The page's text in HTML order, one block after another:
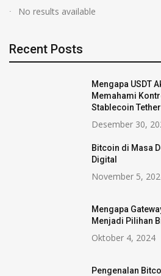
No results available
Recent Posts
Mengapa USDT
Memahami
Stablecoin Tether
Desember 30,
Bitcoin di Masa
Digital
November 5,
Mengapa
Menjadi Pilihan
Oktober 4, 2024
Pengenalan